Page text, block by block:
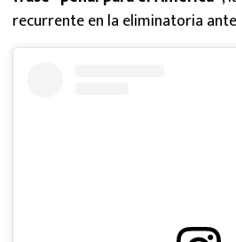
recurrente en la eliminatoria